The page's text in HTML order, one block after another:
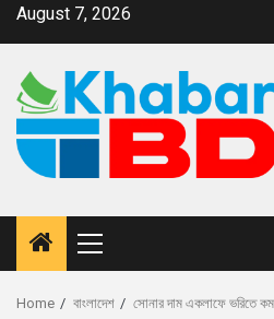
August 7, 2026
Home বাংলাদেশ সোনার দাম একলাফে ভরিতে